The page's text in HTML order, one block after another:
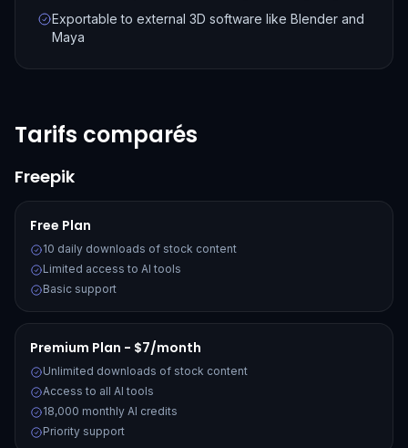
Exportable to external 3D software like Blender and
Maya
Tarifs comparés
Freepik
Free Plan
10 daily downloads of stock content
Limited access to AI tools
Basic support
Premium Plan - $7/month
Unlimited downloads of stock content
Access to all AI tools
18,000 monthly AI credits
Priority support